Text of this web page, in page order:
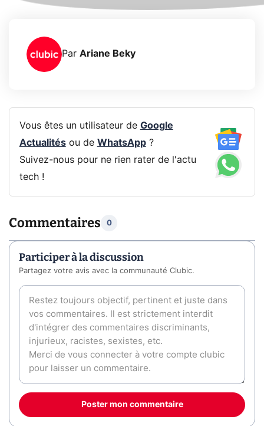
Par Ariane Beky
Vous êtes un utilisateur de Google
Actualitésou de WhatsApp?
Suivez-nous pour ne rien rater de l'actu
tech !
Commentaires 0
Participer à la discussion
Partagez votre avis avec la communauté Clubic.
Poster mon commentaire